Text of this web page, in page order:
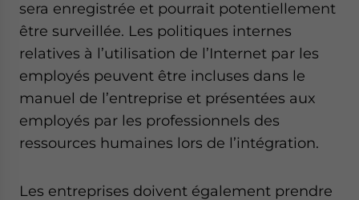
sera enregistrée et pourrait potentiellement
être surveillée. Les politiques internes
relatives à l’utilisation de l’Internet par les
employés peuvent être incluses dans le
manuel de l’entreprise et présentées aux
employés par les professionnels des
ressources humaines lors de l’intégration.
Les entreprises doivent également prendre